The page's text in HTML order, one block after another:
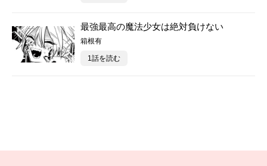
最強最高の魔法少女は絶対負けない
箱根有
1話を読む